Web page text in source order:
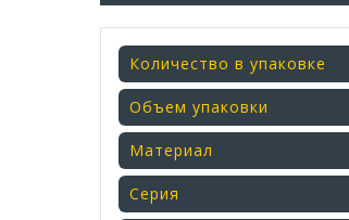
Количество в упаковке
Объем упаковки
Материал
Серия